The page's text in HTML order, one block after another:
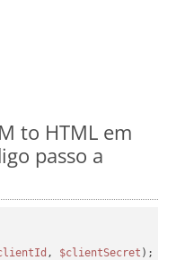
to HTML em
passo a
, $clientSecret